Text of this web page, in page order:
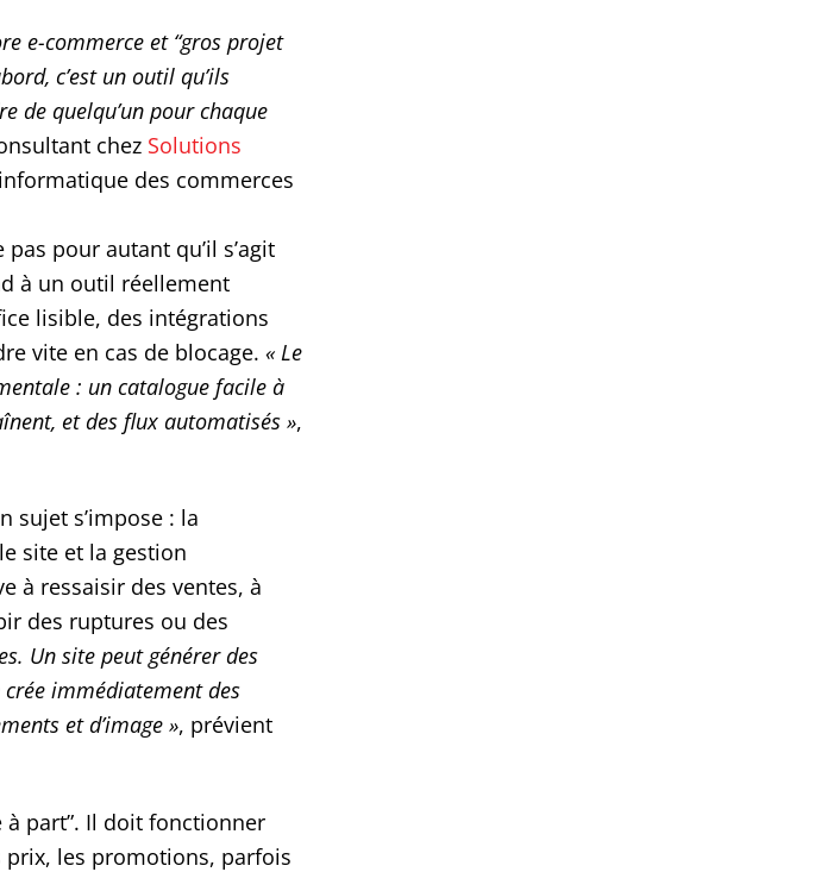
e-commerce et “gros projet
c’est un outil qu’ils
de quelqu’un pour chaque
chez Solutions
des commerces
pour autant qu’il s’agit
à un outil réellement
lisible, des intégrations
vite en cas de blocage. « Le
: un catalogue facile à
et des flux automatisés »,
sujet s’impose : la
site et la gestion
à ressaisir des ventes, à
des ruptures ou des
Un site peut générer des
crée immédiatement des
et d’image », prévient
à part”. Il doit fonctionner
prix, les promotions, parfois